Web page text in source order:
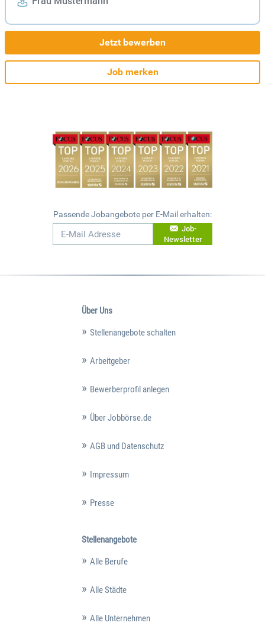
Jetzt bewerben
Job merken
Passende Jobangebote per E-Mail erhalten:
Job-
Newsletter
Über Uns
Stellenangebote schalten
Arbeitgeber
Bewerberprofil anlegen
Über Jobbörse.de
AGB und Datenschutz
Impressum
Presse
Stellenangebote
Alle Berufe
Alle Städte
Alle Unternehmen